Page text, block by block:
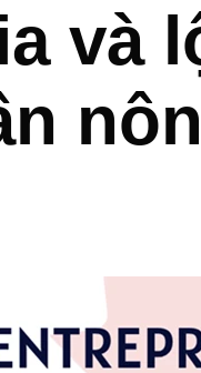
và